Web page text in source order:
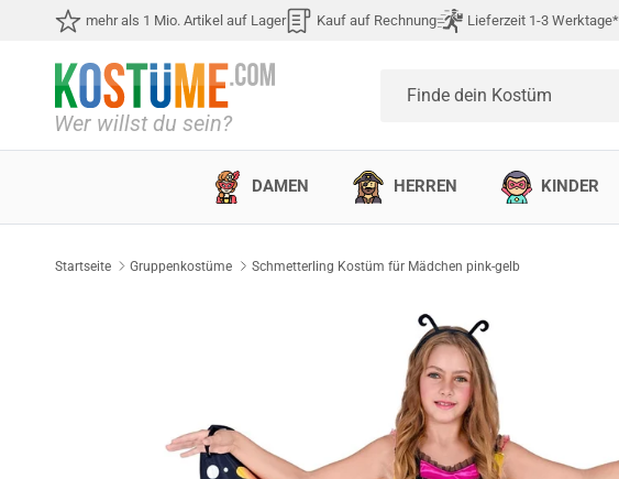
Direkt zum Inhaltmehr als 1 Mio. Artikel auf Lager Kauf auf Rechnung Lieferzeit 1-3 Werktage*
Finde dein Kostüm
DAMEN HERREN KINDER
Startseite Gruppenkostüme Schmetterling Kostüm für Mädchen pink-gelb